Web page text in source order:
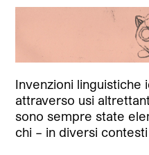
Invenzioni linguistiche
attraverso usi
sono sempre state
chi – in diversi